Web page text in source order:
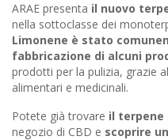
ARAE presenta il nuovo
nella sottoclasse dei
Limonene è stato
fabbricazione di alcuni
prodotti per la pulizia, grazie
alimentari e medicinali.
Potete già trovare il terpene
negozio di CBD e scoprire